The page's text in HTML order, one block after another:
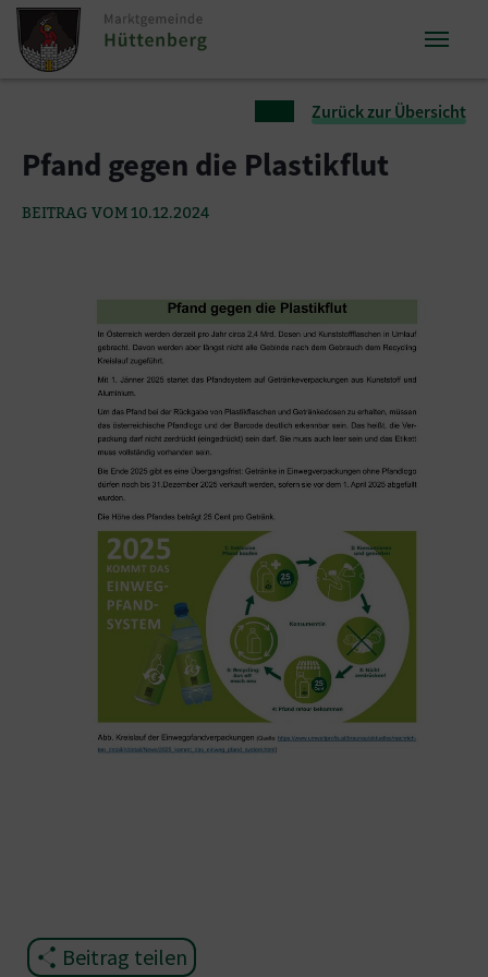
Zum Inhalt springen
Zum Seitenende springen
Zurück zur Übersicht
Pfand gegen die Plastikflut
BEITRAG VOM 10.12.2024
Beitrag teilen